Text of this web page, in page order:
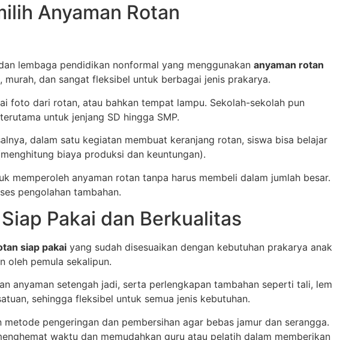
Anyaman Rotan
lembaga pendidikan nonformal yang menggunakan anyaman rotan
dan sangat fleksibel untuk berbagai jenis prakarya.
foto dari rotan, atau bahkan tempat lampu. Sekolah-sekolah pun
untuk jenjang SD hingga SMP.
dalam satu kegiatan membuat keranjang rotan, siswa bisa belajar
biaya produksi dan keuntungan).
memperoleh anyaman rotan tanpa harus membeli dalam jumlah besar.
pengolahan tambahan.
Pakai dan Berkualitas
siap pakai yang sudah disesuaikan dengan kebutuhan prakarya anak
oleh pemula sekalipun.
anyaman setengah jadi, serta perlengkapan tambahan seperti tali, lem
sehingga fleksibel untuk semua jenis kebutuhan.
pengeringan dan pembersihan agar bebas jamur dan serangga.
waktu dan memudahkan guru atau pelatih dalam memberikan